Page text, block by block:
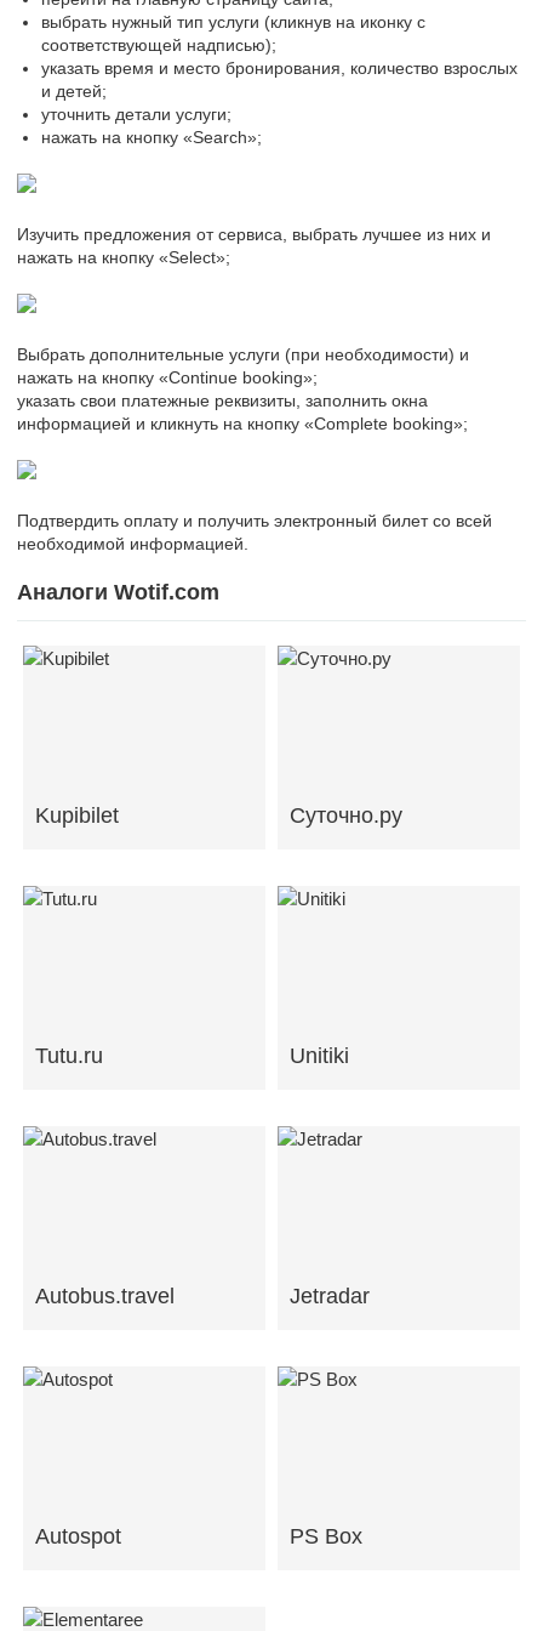
выбрать нужный тип услуги (кликнув на иконку с
соответствующей надписью);
указать время и место бронирования, количество взрослых
и детей;
уточнить детали услуги;
нажать на кнопку «Search»;
Изучить предложения от сервиса, выбрать лучшее из них и
нажать на кнопку «Select»;
Выбрать дополнительные услуги (при необходимости) и
нажать на кнопку «Continue booking»;
указать свои платежные реквизиты, заполнить окна
информацией и кликнуть на кнопку «Complete booking»;
Подтвердить оплату и получить электронный билет со всей
необходимой информацией.
Аналоги Wotif.com
Kupibilet Суточно.ру
Tutu.ru Unitiki
Autobus.travel Jetradar
Autospot PS Box